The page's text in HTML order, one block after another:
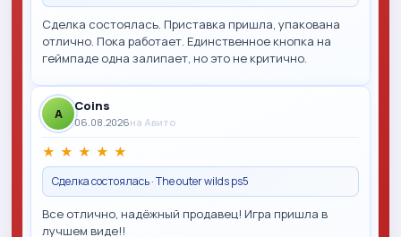
Сделка состоялась. Приставка пришла, упакована
отлично. Пока работает. Единственное кнопка на
геймпаде одна залипает, но это не критично.
A Coins
06.08.2026на Авито
★ ★ ★ ★ ★
Сделка состоялась · The outer wilds ps5
Все отлично, надёжный продавец! Игра пришла в
лучшем виде!!